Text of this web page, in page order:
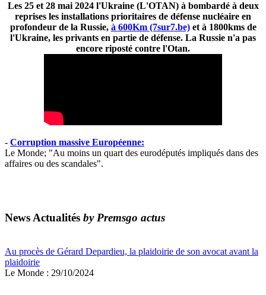
Les 25 et 28 mai 2024 l'Ukraine (L'OTAN) à bombardé à deux
reprises les installations prioritaires de défense nucléaire en
profondeur de la Russie, à 600Km (7sur7.be)et à 1800kms de
l'Ukraine, les privants en partie de défense. La Russie n'a pas
encore riposté contre l'Otan.
- Corruption massive Européenne:
Le Monde; "Au moins un quart des eurodéputés impliqués dans des
affaires ou des scandales".
News Actualités by Premsgo actus
Au procès de Gérard Depardieu, la plaidoirie de son avocat avant la
plaidoirie
Le Monde : 29/10/2024